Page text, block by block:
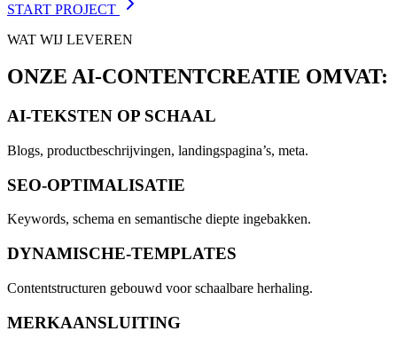
START PROJECT
WAT WIJ LEVEREN
ONZE AI-CONTENTCREATIE OMVAT:
AI-TEKSTEN OP SCHAAL
Blogs, productbeschrijvingen, landingspagina’s, meta.
SEO-OPTIMALISATIE
Keywords, schema en semantische diepte ingebakken.
DYNAMISCHE-TEMPLATES
Contentstructuren gebouwd voor schaalbare herhaling.
MERKAANSLUITING